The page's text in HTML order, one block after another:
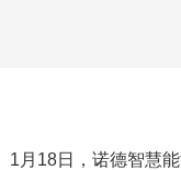
1月18日，诺德智慧